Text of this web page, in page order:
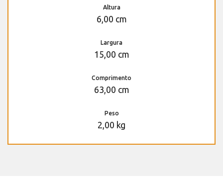
Altura
6,00 cm
Largura
15,00 cm
Comprimento
63,00 cm
Peso
2,00 kg